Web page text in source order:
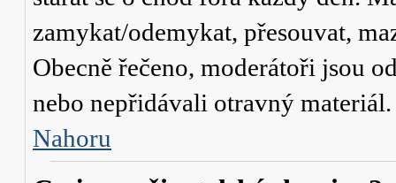
zamykat/odemykat, přesouvat,
Obecně řečeno, moderátoři jsou
nebo nepřidávali otravný materiál.
Nahoru